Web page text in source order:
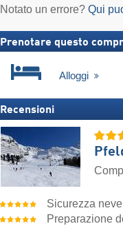
Notato un errore? Qui
Prenotare questo
Alloggi
Recensioni
Sicurezza neve
Preparazione